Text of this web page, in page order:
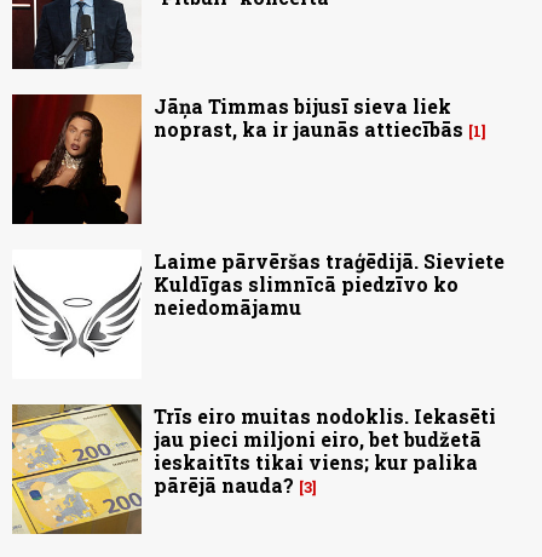
Jāņa Timmas bijusī sieva liek
noprast, ka ir jaunās attiecībās
1
Laime pārvēršas traģēdijā. Sieviete
Kuldīgas slimnīcā piedzīvo ko
neiedomājamu
Trīs eiro muitas nodoklis. Iekasēti
jau pieci miljoni eiro, bet budžetā
ieskaitīts tikai viens; kur palika
pārējā nauda? 3